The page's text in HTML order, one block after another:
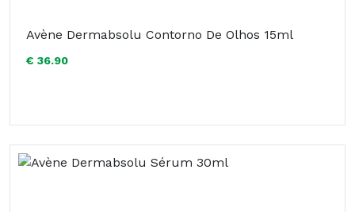
Avène Dermabsolu Contorno De Olhos 15ml
€ 36.90